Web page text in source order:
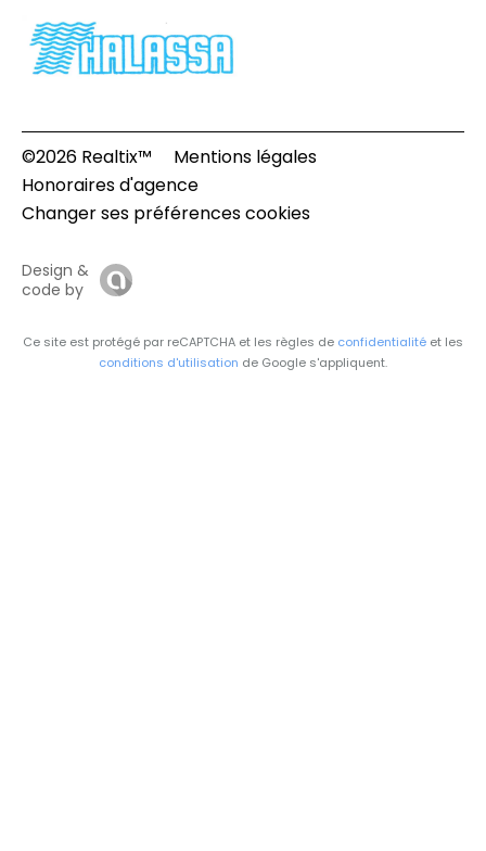
©2026 Realtix™
Mentions légales
Honoraires d'agence
Changer ses préférences cookies
Design &
code by
Ce site est protégé par reCAPTCHA et les règles de confidentialité et les
conditions d'utilisation de Google s'appliquent.